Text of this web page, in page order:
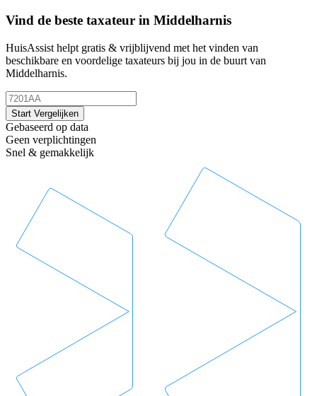
Vind de beste taxateur in Middelharnis
HuisAssist helpt gratis & vrijblijvend met het vinden van
beschikbare en voordelige taxateurs bij jou in de buurt van
Middelharnis.
Start Vergelijken
Gebaseerd op data
Geen verplichtingen
Snel & gemakkelijk